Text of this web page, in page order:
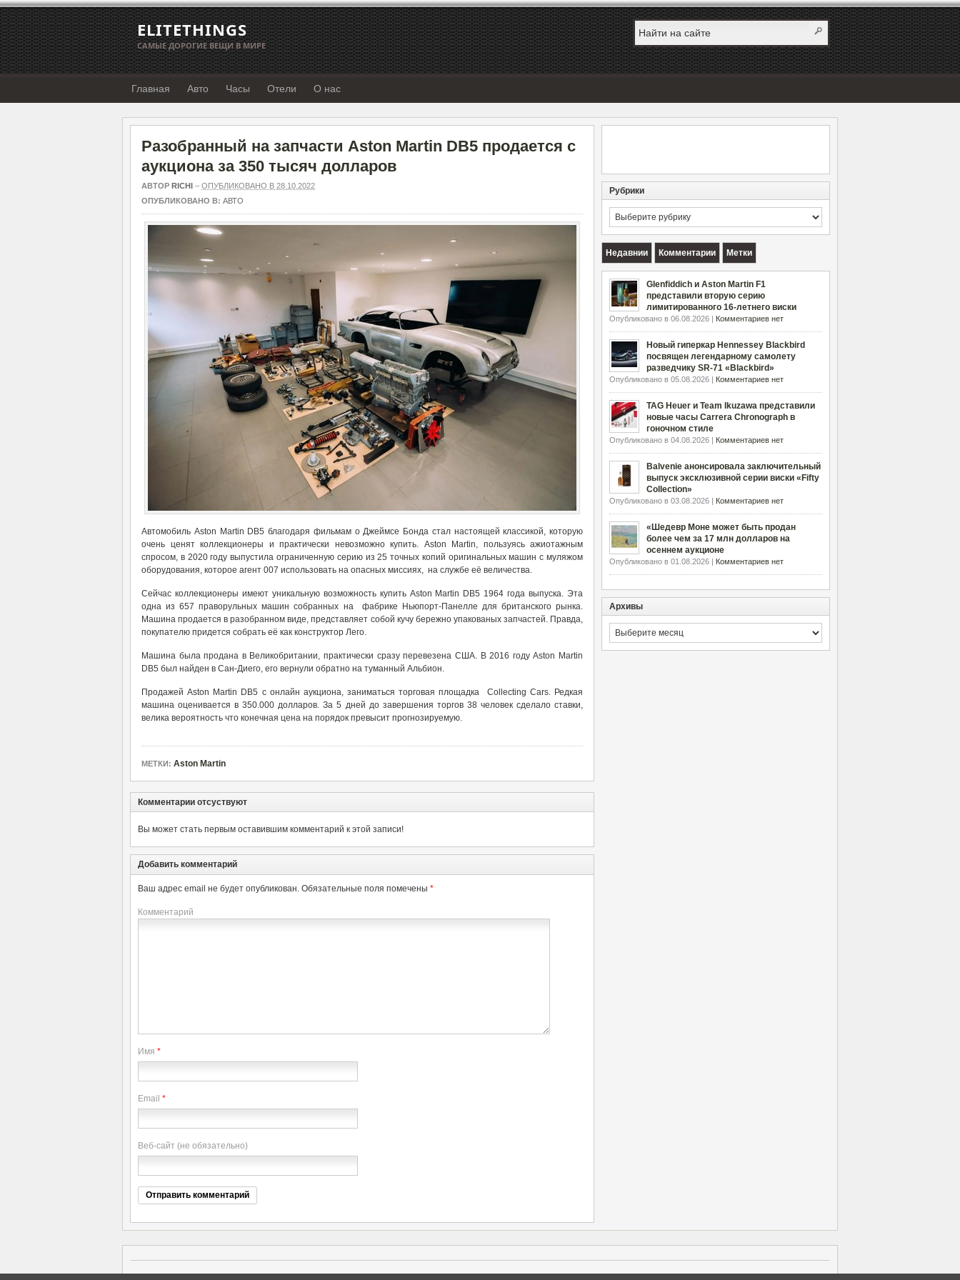
ELITETHINGS
САМЫЕ ДОРОГИЕ ВЕЩИ В МИРЕ
Главная Авто Часы Отели О нас
Разобранный на запчасти Aston Martin DB5 продается с
аукциона за 350 тысяч долларов
АВТОР RICHI – ОПУБЛИКОВАНО В 28.10.2022
ОПУБЛИКОВАНО В: АВТО
Автомобиль Aston Martin DB5 благодаря фильмам о Джеймсе Бонда стал настоящей классикой, которую
очень ценят коллекционеры и практически невозможно купить. Aston Martin, пользуясь ажиотажным
спросом, в 2020 году выпустила ограниченную серию из 25 точных копий оригинальных машин с муляжом
оборудования, которое агент 007 использовать на опасных миссиях, на службе её величества.
Сейчас коллекционеры имеют уникальную возможность купить Aston Martin DB5 1964 года выпуска. Эта
одна из 657 праворульных машин собранных на фабрике Ньюпорт-Панелле для британского рынка.
Машина продается в разобранном виде, представляет собой кучу бережно упакованых запчастей. Правда,
покупателю придется собрать её как конструктор Лего.
Машина была продана в Великобритании, практически сразу перевезена США. В 2016 году Aston Martin
DB5 был найден в Сан-Диего, его вернули обратно на туманный Альбион.
Продажей Aston Martin DB5 с онлайн аукциона, заниматься торговая площадка Collecting Cars. Редкая
машина оценивается в 350.000 долларов. За 5 дней до завершения торгов 38 человек сделало ставки,
велика вероятность что конечная цена на порядок превысит прогнозируемую.
МЕТКИ: Aston Martin
Комментарии отсуствуют
Вы может стать первым оставившим комментарий к этой записи!
Добавить комментарий
Ваш адрес email не будет опубликован. Обязательные поля помечены *
Комментарий
Имя *
Email *
Веб-сайт (не обязательно)
Рубрики
Рубрики
Недавнии Комментарии Метки
Glenfiddich и Aston Martin F1
представили вторую серию
лимитированного 16-летнего виски
Опубликовано в 06.08.2026 | Комментариев нет
Новый гиперкар Hennessey Blackbird
посвящен легендарному самолету
разведчику SR-71 «Blackbird»
Опубликовано в 05.08.2026 | Комментариев нет
TAG Heuer и Team Ikuzawa представили
новые часы Carrera Chronograph в
гоночном стиле
Опубликовано в 04.08.2026 | Комментариев нет
Balvenie анонсировала заключительный
выпуск эксклюзивной серии виски «Fifty
Collection»
Опубликовано в 03.08.2026 | Комментариев нет
«Шедевр Моне может быть продан
более чем за 17 млн долларов на
осеннем аукционе
Опубликовано в 01.08.2026 | Комментариев нет
Архивы
Архивы